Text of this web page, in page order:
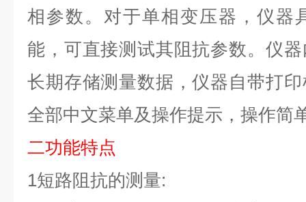
相参数。对于单相变压器，仪器
能，可直接测试其阻抗参数。仪
长期存储测量数据，仪器自带打
全部中文菜单及操作提示，操作简
二功能特点
1短路阻抗的测量: